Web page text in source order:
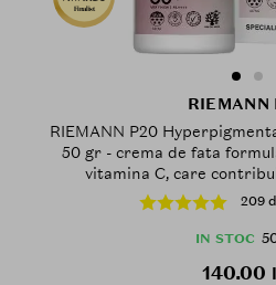
Finalist
RIEMANN
RIEMANN P20
50 gr - crema de fata
vitamina C, care
reducerea petelor de
Outdoor
209
IN STOC
140.00